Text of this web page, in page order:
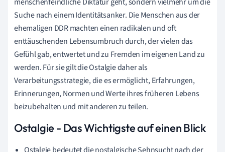
Suche nach einem Identitätsanker. Die Menschen aus der
ehemaligen DDR machten einen radikalen und oft
enttäuschenden Lebensumbruch durch, der vielen das
Gefühl gab, entwertet und zu Fremden im eigenen Land zu
werden. Für sie gilt die Ostalgie daher als
Verarbeitungsstrategie, die es ermöglicht, Erfahrungen,
Erinnerungen, Normen und Werte ihres früheren Lebens
beizubehalten und mit anderen zu teilen.
Ostalgie - Das Wichtigste auf einen Blick